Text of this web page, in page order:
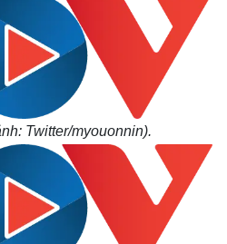
Giá cà phê
Twitter/myouonnin).